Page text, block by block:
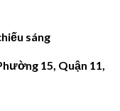
sáng
15, Quận 11,